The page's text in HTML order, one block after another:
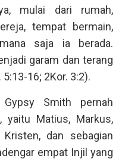
mulai dari rumah,
tempat bermain,
saja ia berada.
garam dan terang
16; 2Kor. 3:2).
Smith pernah
yaitu Matius, Markus,
dan sebagian
empat Injil yang